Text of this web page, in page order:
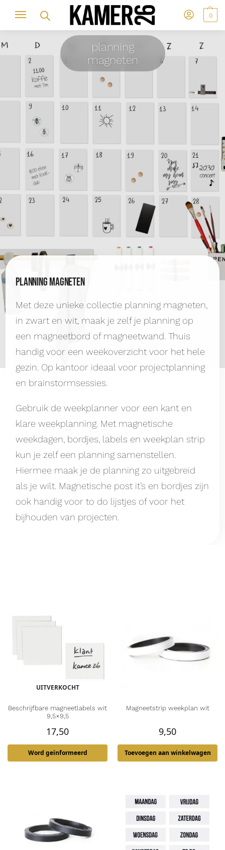
0
planning
magneten
Planning magneten
Met deze unieke collectie planning magneten,
in zwart en wit, maak je zelf je planning op
een magneetbord of magneetwand. Thuis
handig voor een weekoverzicht voor het hele
gezin. Op kantoor ideaal voor projectplanning
en brainstormsessies.
Gebruik de weekplanner voor een kant en
klare weekplanning. Met magnetische
weekdagen, bordjes, labels en weekplan strip
kun je zelf een planning samenstellen.
Hiermee maak je de planning zo uitgebreid
als je wilt. Magnetische post it’s en bordjes zijn
ook handig voor to do lijstjes of voor het
bijhouden van projecten.
UITVERKOCHT
Beschrijfbare magneetlabels wit
9,5×9,5
17,50
Word geïnformeerd
Magneetstrip weekplan wit
9,50
Toevoegen aan winkelwagen